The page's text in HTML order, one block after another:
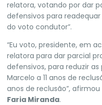
relatora, votando por dar
defensivos para
do voto condutor”.
“Eu voto, presidente, em
relatora para dar parcial
defensivos, para reduzir
Marcelo a 11 anos de
anos de reclusão”,
Faria Miranda.